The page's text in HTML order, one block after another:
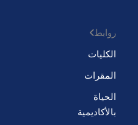
روابط
الكليات
المقرات
الحياة
بالأكاديمية